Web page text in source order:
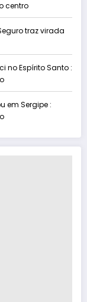
centro
traz virada
no Espírito Santo :
em Sergipe :